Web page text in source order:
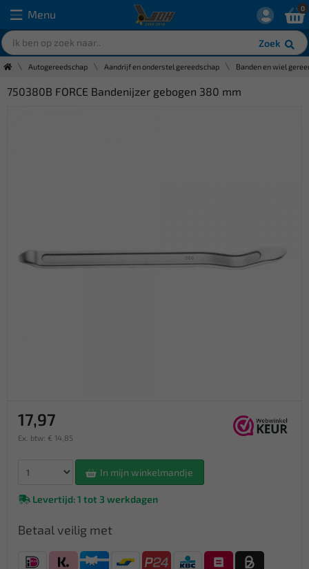
Menu
Zoek
0
Autogereedschap Aandrijf en onderstel gereedschap Banden en wiel
750380B FORCE Bandenijzer gebogen 380 mm
17,97
Ex. btw: € 14,85
In mijn winkelmandje
Levertijd: 1 tot 3 werkdagen
Betaal veilig met